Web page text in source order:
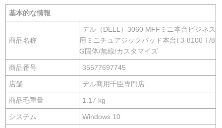
基本的な情報
商品名称
デル（DELL）3060 MFFミニ本台ビジネス
用ミニチュアジックパッド本台I 3-8100 T/8
G固体/無線/カスタマイズ
商品番号 35577697745
店舗 デル商用千臣専門店
商品毛重量 1.17 kg
システム Windows 10